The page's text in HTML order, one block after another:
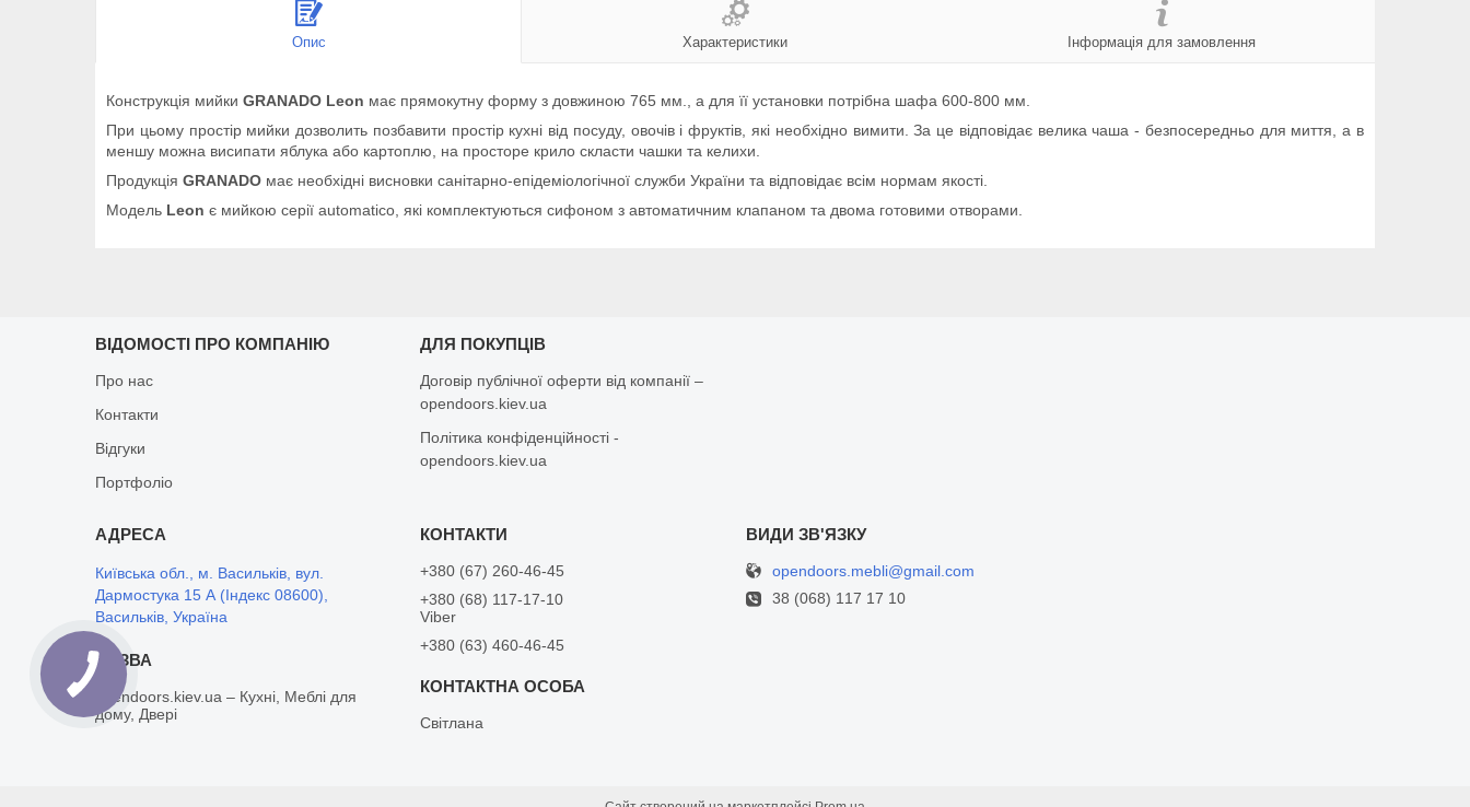
Опис Характеристики Інформація для замовлення
Конструкція мийки GRANADO Leon має прямокутну форму з довжиною 765 мм., а для її установки потрібна шафа 600-800 мм.
При цьому простір мийки дозволить позбавити простір кухні від посуду, овочів і фруктів, які необхідно вимити. За це відповідає велика чаша - безпосередньо для миття, а в
меншу можна висипати яблука або картоплю, на просторе крило скласти чашки та келихи.
Продукція GRANADO має необхідні висновки санітарно-епідеміологічної служби України та відповідає всім нормам якості.
Модель Leon є мийкою серії automatico, які комплектуються сифоном з автоматичним клапаном та двома готовими отворами.
ВІДОМОСТІ ПРО КОМПАНІЮ
Про нас
Контакти
Відгуки
Портфоліо
ДЛЯ ПОКУПЦІВ
Договір публічної оферти від компанії –
opendoors.kiev.ua
Політика конфіденційності -
opendoors.kiev.ua
Київська обл., м. Васильків, вул.
Дармостука 15 А (Індекс 08600),
Васильків, Україна
opendoors.kiev.ua – Кухні, Меблі для
дому, Двері
+380 (67) 260-46-45
+380 (68) 117-17-10
Viber
+380 (63) 460-46-45
Світлана
opendoors.mebli@gmail.com
38 (068) 117 17 10